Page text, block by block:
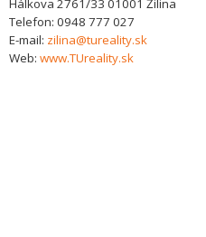
Hálkova 2761/33 01001 Žilina
Telefon: 0948 777 027
E-mail: zilina@tureality.sk
Web: www.TUreality.sk